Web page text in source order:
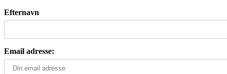
Efternavn
Email adresse: